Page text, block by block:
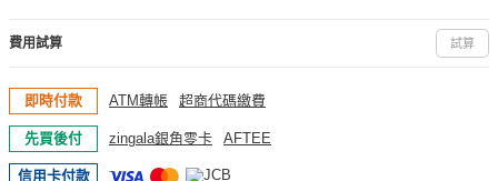
費用試算 試算
即時付款 ATM轉帳 超商代碼繳費
先買後付 zingala銀角零卡 AFTEE
信用卡付款